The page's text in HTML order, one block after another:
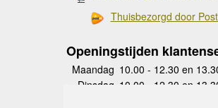
Thuisbezorgd door
Openingstijden
Maandag 10.00 - 12.30 en
Dinsdag 10.00 - 12.30 en